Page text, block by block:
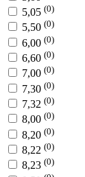
5,05 (0)
5,50 (0)
6,00 (0)
6,60 (0)
7,00 (0)
7,30 (0)
7,32 (0)
8,00 (0)
8,20 (0)
8,22 (0)
8,23 (0)